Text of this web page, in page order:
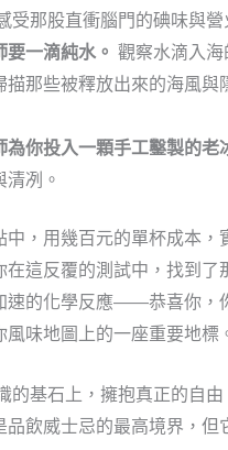
受那股直衝腦門的碘味與營
一滴純水。 觀察水滴入海
描那些被釋放出來的海風與
你投入一顆手工鑿製的老
冽。
中，用幾百元的單杯成本，
在這反覆的測試中，找到了
速的化學反應——恭喜你，
味地圖上的一座重要地標
的基石上，擁抱真正的自由
品飲威士忌的最高境界，但